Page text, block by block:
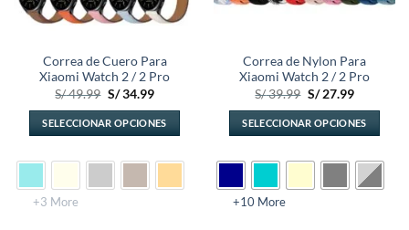
Correa de Cuero Para
Xiaomi Watch 2 / 2 Pro
S/49.99 El
original
era:
S/ 49.99.
S/34.99El
actual
es:
S/ 34.99.
SELECCIONAR OPCIONES
producto
+3 More
Correa de Nylon Para
Xiaomi Watch 2 / 2 Pro
S/39.99 El
original
era:
S/ 39.99.
S/27.99El
actual
es:
S/ 27.99.
SELECCIONAR OPCIONES
producto
+10 More